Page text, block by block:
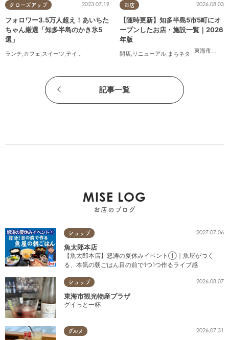
クローズアップ 2023.07.19
フォロワー3.5万人超え！あいちた
ちゃん厳選「知多半島のかき氷5
選」
ランチ カフェ スイーツ テイクアウト
お店
東海市
,大府
2026.08.03
【随時更新】知多半島5市5町にオ
ープンしたお店・施設一覧｜2026
年版
開店 リニューアル まちネタ
記事一覧
MISE LOG
お店のブログ
ショップ 2027.07.06
魚太郎本店
【魚太郎本店】怒涛の夏休みイベント①｜魚屋がつく
る、本気の朝ごはん目の前で1つ1つ作るライブ感
ショップ 2026.08.07
東海市観光物産プラザ
グイっと一杯
グルメ 2026.07.31